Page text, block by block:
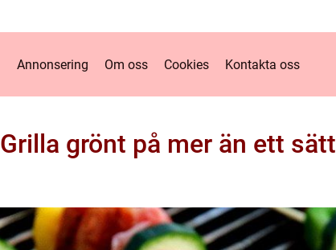
Annonsering Om oss Cookies Kontakta oss
Grilla grönt på mer än ett sätt